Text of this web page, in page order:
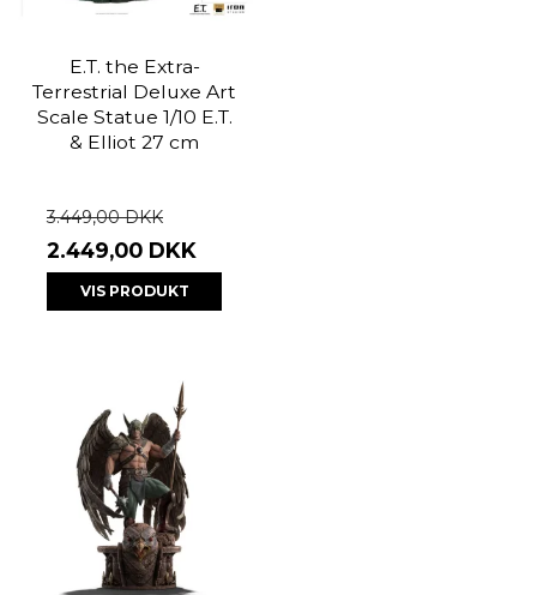
E.T. the Extra-
Terrestrial Deluxe Art
Scale Statue 1/10 E.T.
& Elliot 27 cm
3.449,00 DKK
2.449,00 DKK
VIS PRODUKT